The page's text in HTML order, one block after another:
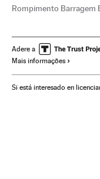
Rompimento Barragem
Acidentes trabalhistas
Minas Gerais
Problemas ambientais
Adere a
Mais informações
Si está interesado en